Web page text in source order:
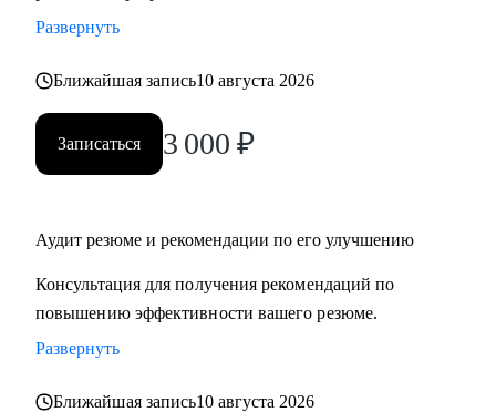
Развернуть
Ближайшая запись10 августа 2026
Записаться 3 000 ₽
Аудит резюме и рекомендации по его улучшению
Консультация для получения рекомендаций по
повышению эффективности вашего резюме.
Развернуть
Ближайшая запись10 августа 2026